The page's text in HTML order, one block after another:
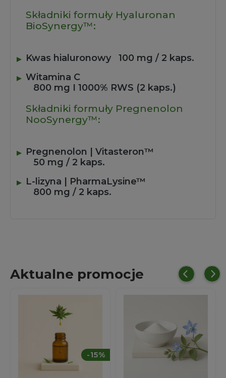
Składniki formuły Hyaluronan
BioSynergy™:
Kwas hialuronowy
100 mg / 2 kaps.
Witamina C
800 mg I 1000% RWS (2 kaps.)
Składniki formuły Pregnenolon
NooSynergy™:
Pregnenolon | Vitasteron™
50 mg / 2 kaps.
L-lizyna | PharmaLysine™
800 mg / 2 kaps.
Aktualne promocje
-15%